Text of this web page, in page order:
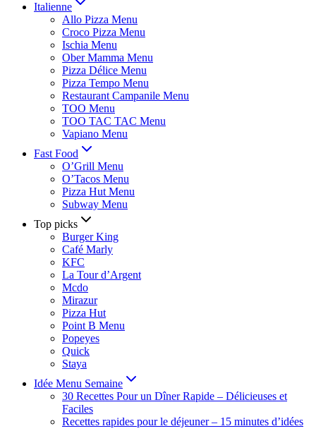
Italienne
Allo Pizza Menu
Croco Pizza Menu
Ischia Menu
Ober Mamma Menu
Pizza Délice Menu
Pizza Tempo Menu
Restaurant Campanile Menu
TOO Menu
TOO TAC TAC Menu
Vapiano Menu
Fast Food
O’Grill Menu
O’Tacos Menu
Pizza Hut Menu
Subway Menu
Top picks
Burger King
Café Marly
KFC
La Tour d’Argent
Mcdo
Mirazur
Pizza Hut
Point B Menu
Popeyes
Quick
Staya
Idée Menu Semaine
30 Recettes Pour un Dîner Rapide – Délicieuses et
Faciles
Recettes rapides pour le déjeuner – 15 minutes d’idées